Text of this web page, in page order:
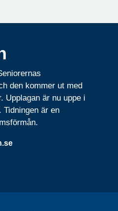
den kommer ut med
Upplagan är nu uppe i
Tidningen är en